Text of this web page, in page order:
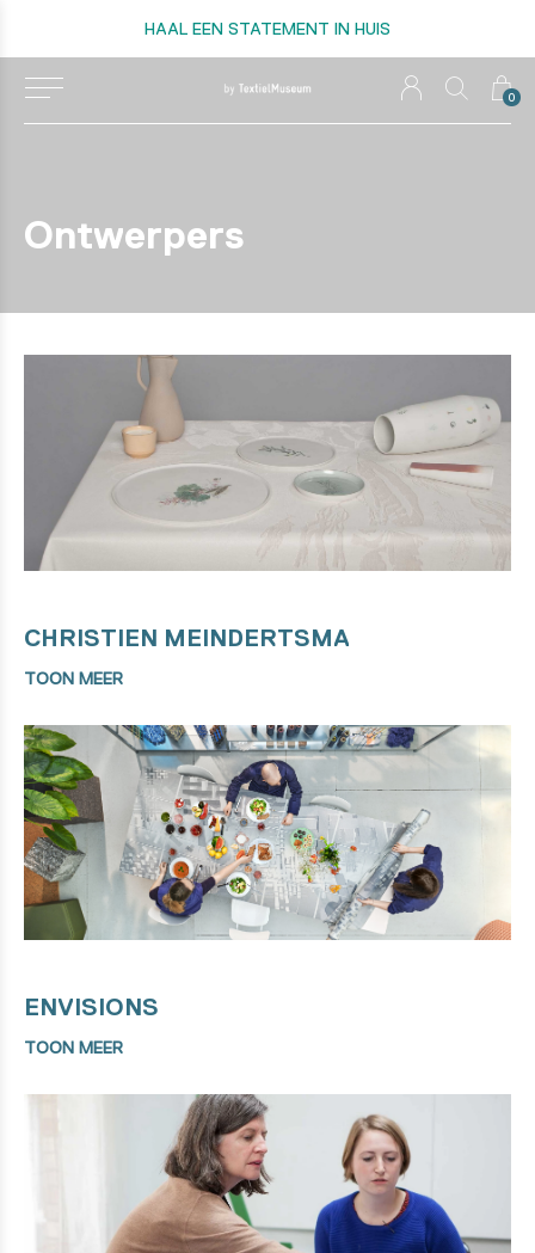
0
HAAL EEN STATEMENT IN HUIS
Ontwerpers
CHRISTIEN MEINDERTSMA
TOON MEER
ENVISIONS
TOON MEER